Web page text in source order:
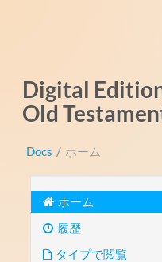
Digital
Old
Docs / ホーム
ホーム
履歴
タイプで閲覧